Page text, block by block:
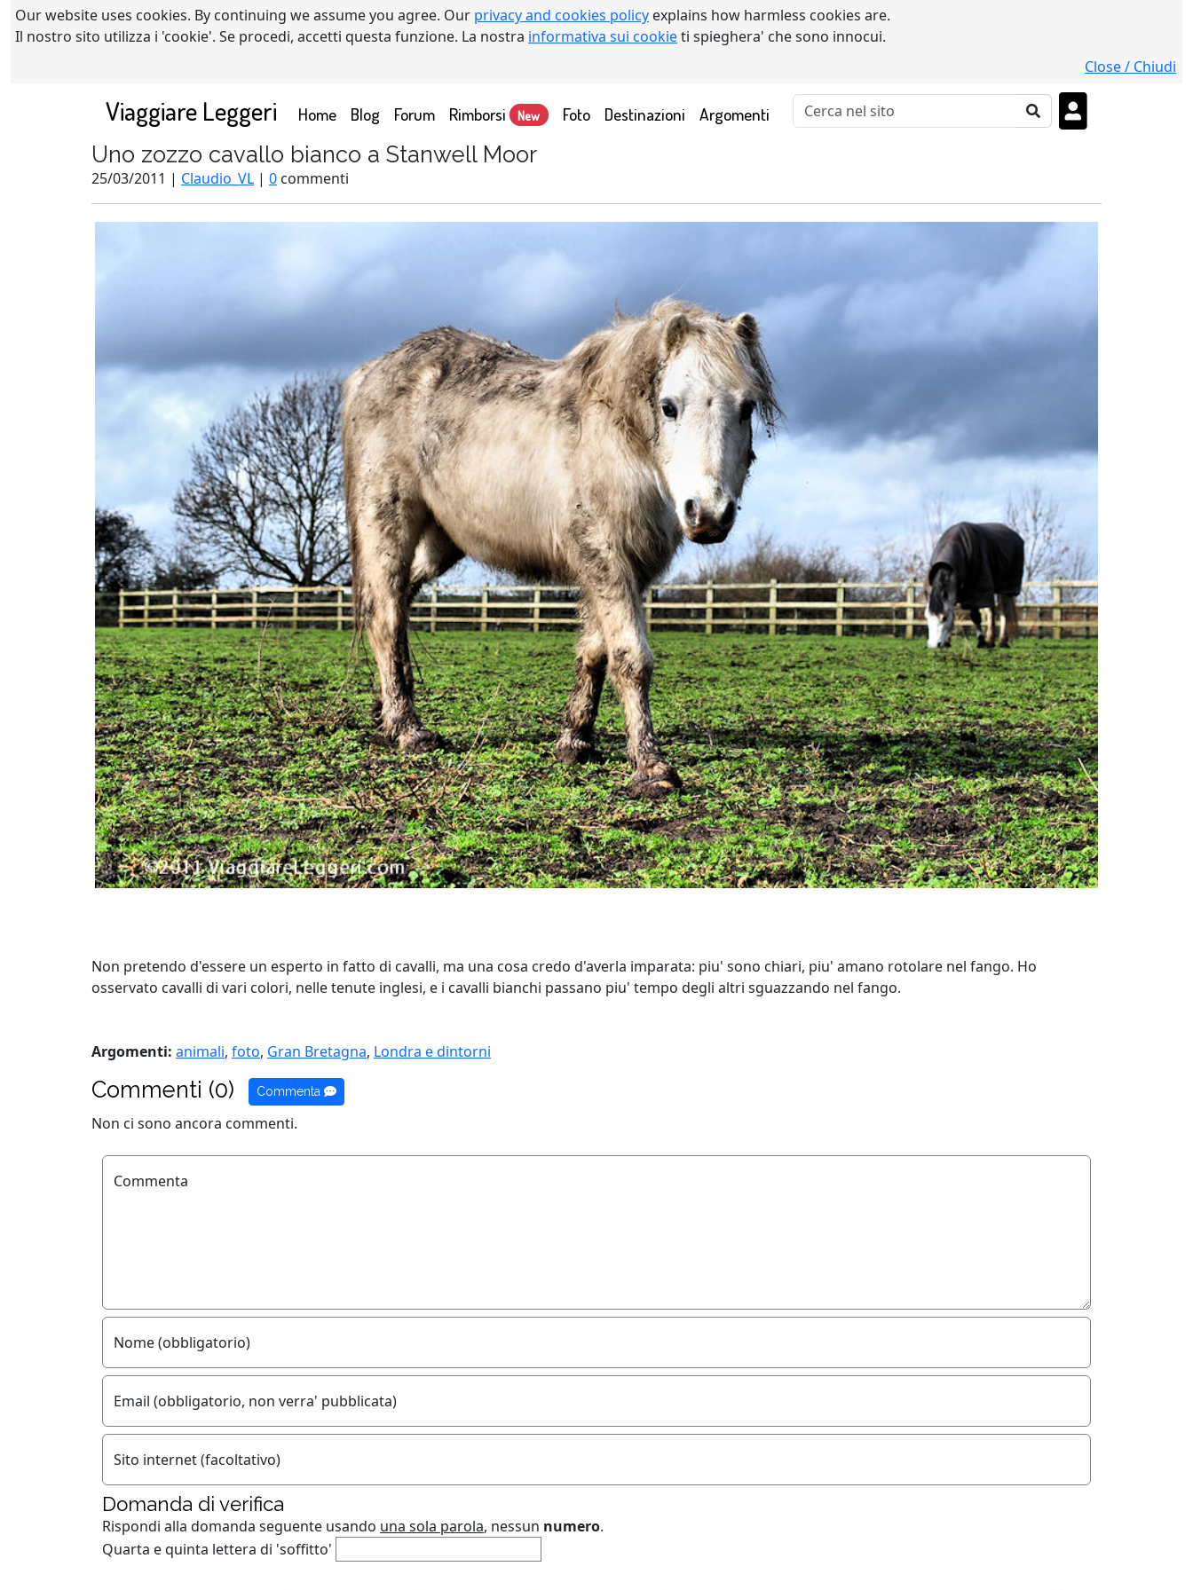
Our website uses cookies. By continuing we assume you agree. Our privacy and cookies policy explains how harmless cookies are.
Il nostro sito utilizza i 'cookie'. Se procedi, accetti questa funzione. La nostra informativa sui cookieti spieghera' che sono innocui.
Close / Chiudi
Viaggiare Leggeri Home(current)
Blog Forum Rimborsi New Foto Destinazioni Argomenti
Uno zozzo cavallo bianco a Stanwell Moor
25/03/2011 | Claudio_VL | 0 commenti
Non pretendo d'essere un esperto in fatto di cavalli, ma una cosa credo d'averla imparata: piu' sono chiari, piu' amano rotolare nel fango. Ho
osservato cavalli di vari colori, nelle tenute inglesi, e i cavalli bianchi passano piu' tempo degli altri sguazzando nel fango.
Argomenti: animali, foto, Gran Bretagna, Londra e dintorni
Commenti (0) Commenta
Non ci sono ancora commenti.
Commenta
Nome (obbligatorio)
Email (obbligatorio, non verra' pubblicata)
Sito internet (facoltativo)
Domanda di verifica
Rispondi alla domanda seguente usando una sola parola, nessun numero.
Quarta e quinta lettera di 'soffitto'